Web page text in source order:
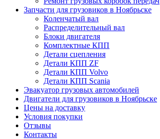
Запчасти для грузовиков в Ноябрьске
Коленчатый вал
Распределительный вал
Блоки двигателя
Комплектные КПП
Детали сцепления
Детали КПП ZF
Детали КПП Volvo
Детали КПП Scania
Эвакуатор грузовых автомобилей
Двигатели для грузовиков в Ноябрьске
Цены на доставку
Условия покупки
Отзывы
Контакты